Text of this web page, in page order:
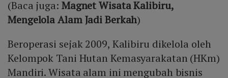
(Baca juga: Magnet Wisata Kalibiru,
Mengelola Alam Jadi Berkah)
Beroperasi sejak 2009, Kalibiru dikelola oleh
Kelompok Tani Hutan Kemasyarakatan (HKm)
Mandiri. Wisata alam ini mengubah bisnis